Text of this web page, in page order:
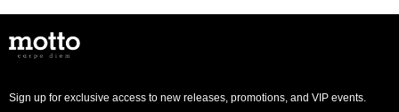
Sign up for exclusive access to new releases, promotions, and VIP events.